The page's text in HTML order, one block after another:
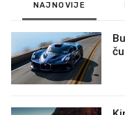
NAJNOVIJE